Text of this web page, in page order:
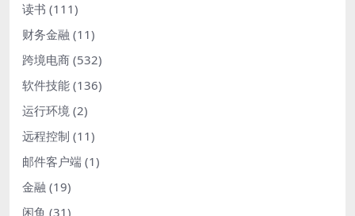
读书 (111)
财务金融 (11)
跨境电商 (532)
软件技能 (136)
运行环境 (2)
远程控制 (11)
邮件客户端 (1)
金融 (19)
闲鱼 (31)